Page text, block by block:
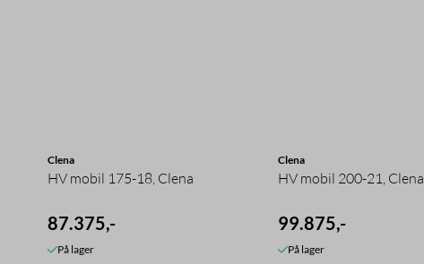
Clena
HV mobil 175-18, Clena
87.375,-
På lager
Clena
HV mobil 200-21, Clena
99.875,-
På lager